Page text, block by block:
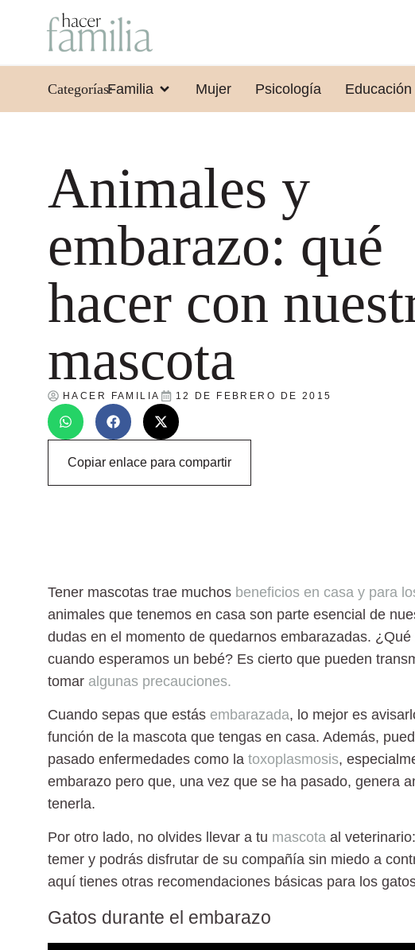
Categorías:Familia Mujer Psicología Educación
Animales y
embarazo: qué
hacer con
mascota
HACER FAMILIA 12 DE FEBRERO DE 2015
Copiar enlace para compartir
Tener mascotas trae muchos beneficios en casa y para
animales que tenemos en casa son parte esencial de
dudas en el momento de quedarnos embarazadas. ¿Qué
cuando esperamos un bebé? Es cierto que pueden
tomar algunas precauciones.
Cuando sepas que estás embarazada, lo mejor es
función de la mascota que tengas en casa. Además,
pasado enfermedades como la toxoplasmosis,
embarazo pero que, una vez que se ha pasado, genera
tenerla.
Por otro lado, no olvides llevar a tu mascota al veterinario
temer y podrás disfrutar de su compañía sin miedo a
aquí tienes otras recomendaciones básicas para los
Gatos durante el embarazo